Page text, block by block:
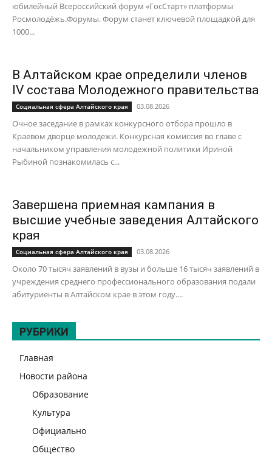
юбилейный Всероссийский форум «ГосСтарт» платформы
Росмолодёжь.Форумы. Форум станет ключевой площадкой для
1000...
В Алтайском крае определили членов
IV состава Молодежного правительства
Социальная сфера Алтайского края 03.08.2026
Очное заседание в рамках конкурсного отбора прошло в
Краевом дворце молодежи. Конкурсная комиссия во главе с
начальником управления молодежной политики Ириной
Рыбиной познакомилась с...
Завершена приемная кампания в
высшие учебные заведения Алтайского
края
Социальная сфера Алтайского края 03.08.2026
Около 70 тысяч заявлений в вузы и больше 16 тысяч заявлений в
учреждения среднего профессионального образования подали
абитуриенты в Алтайском крае в этом году....
РУБРИКИ
Главная
Новости района
Образование
Культура
Официально
Общество